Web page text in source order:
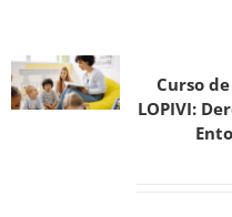
Curso
LOPIVI: